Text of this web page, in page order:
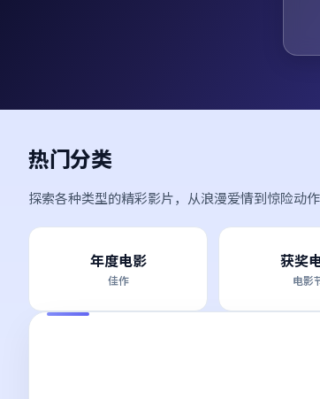
热门分类
探索各种类型的精彩影片，从浪漫爱情到惊险动
年度电影
佳作
获奖
电影